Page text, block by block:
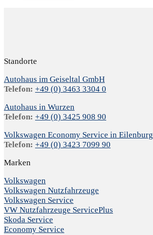
Standorte
Autohaus im Geiseltal GmbH
Telefon: +49 (0) 3463 3304 0
Autohaus in Wurzen
Telefon: +49 (0) 3425 908 90
Volkswagen Economy Service in Eilenburg
Telefon: +49 (0) 3423 7099 90
Marken
Volkswagen
Volkswagen Nutzfahrzeuge
Volkswagen Service
VW Nutzfahrzeuge ServicePlus
Skoda Service
Economy Service